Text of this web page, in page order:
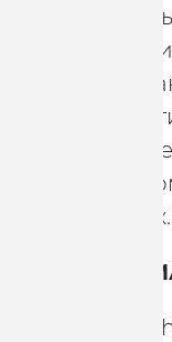
команды
столь
удалось
и выстроить
для сборной
ИСТОРИЯ
Команда